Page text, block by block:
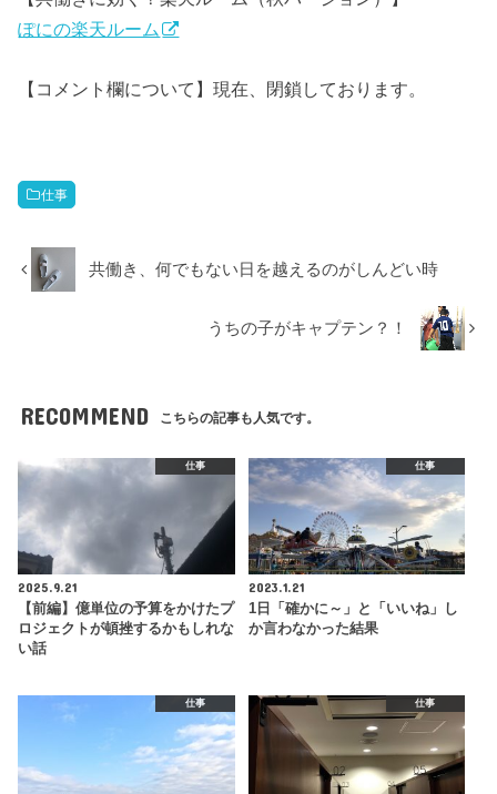
ぽにの楽天ルーム
【コメント欄について】現在、閉鎖しております。
仕事
共働き、何でもない日を越えるのがしんどい時
うちの子がキャプテン？！
RECOMMEND こちらの記事も人気です。
仕事
2025.9.21
【前編】億単位の予算をかけたプ
ロジェクトが頓挫するかもしれな
い話
仕事
2023.1.21
1日「確かに～」と「いいね」し
か言わなかった結果
仕事 仕事